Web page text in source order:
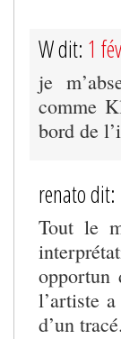
W dit: 1
je
comme
bord de
renato dit:
Tout le
opportun
l’artiste
d’un tracé.